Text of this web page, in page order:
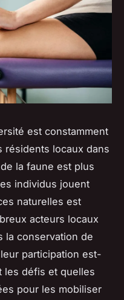
est constamment
résidents locaux dans
la faune est plus
individus jouent
naturelles est
acteurs locaux
la conservation de
participation est-
les défis et quelles
pour les mobiliser